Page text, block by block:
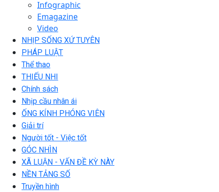
Infographic
Emagazine
Video
NHỊP SỐNG XỨ TUYÊN
PHÁP LUẬT
Thể thao
THIẾU NHI
Chính sách
Nhịp cầu nhân ái
ỐNG KÍNH PHÓNG VIÊN
Giải trí
Người tốt - Việc tốt
GÓC NHÌN
XÃ LUẬN - VẤN ĐỀ KỲ NÀY
NỀN TẢNG SỐ
Truyền hình